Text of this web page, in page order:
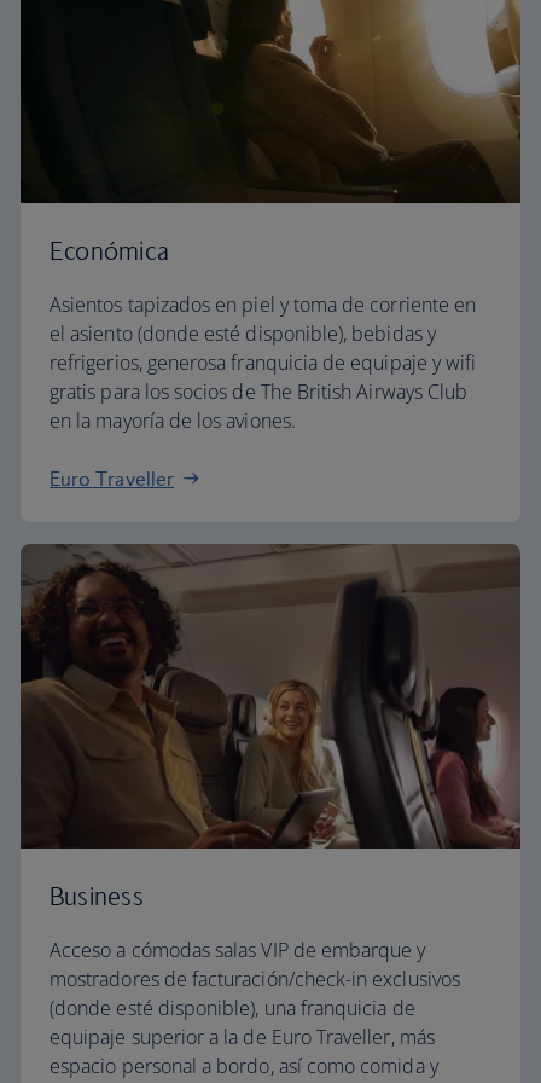
Económica
Asientos tapizados en piel y toma de corriente en
el asiento (donde esté disponible), bebidas y
refrigerios, generosa franquicia de equipaje y wifi
gratis para los socios de The British Airways Club
en la mayoría de los aviones.
Euro Traveller
Business
Acceso a cómodas salas VIP de embarque y
mostradores de facturación/check-in exclusivos
(donde esté disponible), una franquicia de
equipaje superior a la de Euro Traveller, más
espacio personal a bordo, así como comida y